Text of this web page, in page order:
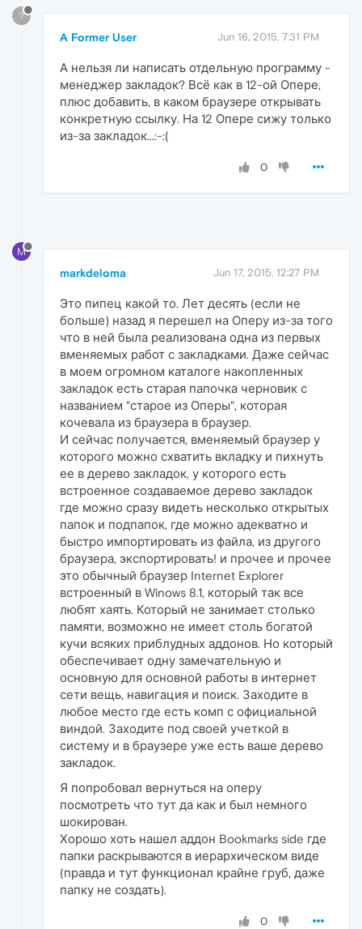
?
A Former User Jun 16, 2015, 7:31 PM
А нельзя ли написать отдельную программу -
менеджер закладок? Всё как в 12-ой Опере,
плюс добавить, в каком браузере открывать
конкретную ссылку. На 12 Опере сижу только
из-за закладок...:-:(
0
M
markdeloma Jun 17, 2015, 12:27 PM
Это пипец какой то. Лет десять (если не
больше) назад я перешел на Оперу из-за того
что в ней была реализована одна из первых
вменяемых работ с закладками. Даже сейчас
в моем огромном каталоге накопленных
закладок есть старая папочка черновик с
названием "старое из Оперы", которая
кочевала из браузера в браузер.
И сейчас получается, вменяемый браузер у
которого можно схватить вкладку и пихнуть
ее в дерево закладок, у которого есть
встроенное создаваемое дерево закладок
где можно сразу видеть несколько открытых
папок и подпапок, где можно адекватно и
быстро импортировать из файла, из другого
браузера, экспортировать! и прочее и прочее
это обычный браузер Internet Explorer
встроенный в Winows 8.1, который так все
любят хаять. Который не занимает столько
памяти, возможно не имеет столь богатой
кучи всяких приблудных аддонов. Но который
обеспечивает одну замечательную и
основную для основной работы в интернет
сети вещь, навигация и поиск. Заходите в
любое место где есть комп с официальной
виндой. Заходите под своей учеткой в
систему и в браузере уже есть ваше дерево
закладок.
Я попробовал вернуться на оперу
посмотреть что тут да как и был немного
шокирован.
Хорошо хоть нашел аддон Bookmarks side где
папки раскрываются в иерархическом виде
(правда и тут функционал крайне груб, даже
папку не создать).
0